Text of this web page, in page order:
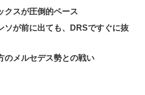
クスが圧倒的ペース
ソが前に出ても、DRSですぐに抜
のメルセデス勢との戦い